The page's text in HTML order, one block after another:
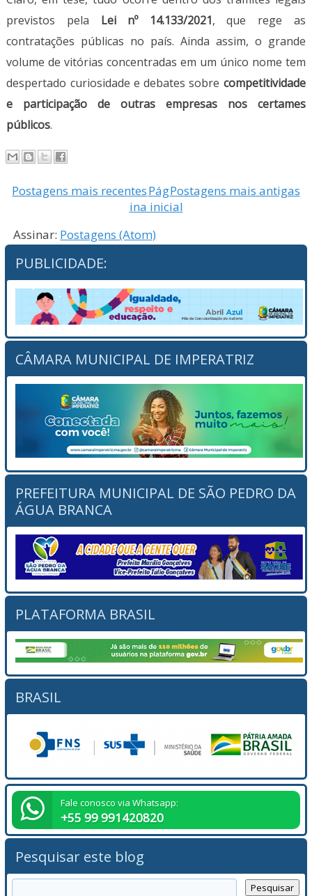
previstos pela Lei nº 14.133/2021, que rege as
contratações públicas no país. Ainda assim, o grande
volume de vitórias concentradas em um único nome tem
despertado curiosidade e debates sobre competitividade
e participação de outras empresas nos certames
públicos.
Postagens mais recentes Postagens mais antigas
Pág
ina inicial
Assinar: Postagens (Atom)
PUBLICIDADE:
CÂMARA MUNICIPAL DE IMPERATRIZ
PREFEITURA MUNICIPAL DE SÃO PEDRO DA
ÁGUA BRANCA
PLATAFORMA BRASIL
BRASIL
Fale conosco via Whatsapp:
+55 99 991420820
Pesquisar este blog